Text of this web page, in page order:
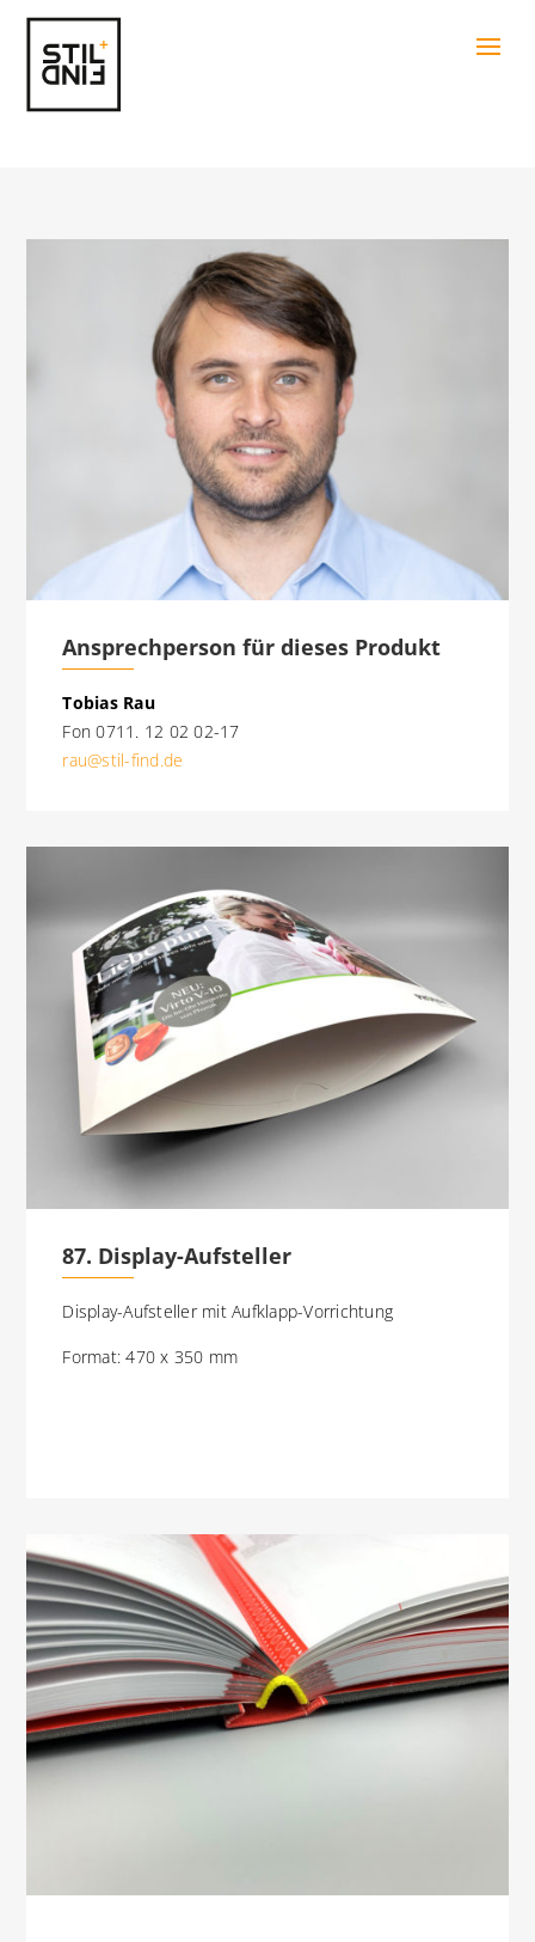
Ansprechperson für dieses Produkt
Tobias Rau
Fon 0711. 12 02 02-17
rau@stil-find.de
87. Display-Aufsteller
Display-Aufsteller mit Aufklapp-Vorrichtung
Format: 470 x 350 mm